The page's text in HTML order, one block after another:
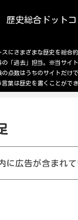
歴史総合ドット
スにさまざまな歴史を総合
の「過去」担当。※当サイ
の点数はうちのサイトだけ
葉は歴史を書くことがで
に広告が含まれて